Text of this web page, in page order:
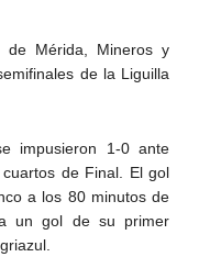
de Mérida, Mineros y
de la Liguilla
impusieron 1-0 ante
de Final. El gol
a los 80 minutos de
un gol de su primer